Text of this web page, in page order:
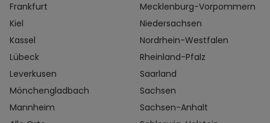
Frankfurt
Kiel
Kassel
Lübeck
Leverkusen
Mönchengladbach
Mannheim
Mecklenburg-Vorpommern
Niedersachsen
Nordrhein-Westfalen
Rheinland-Pfalz
Saarland
Sachsen
Sachsen-Anhalt